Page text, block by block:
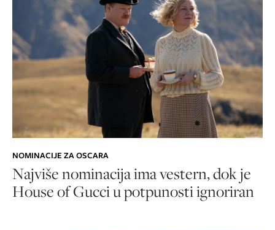
NOMINACIJE ZA OSCARA
Najviše nominacija ima vestern, dok je
House of Gucci u potpunosti ignoriran